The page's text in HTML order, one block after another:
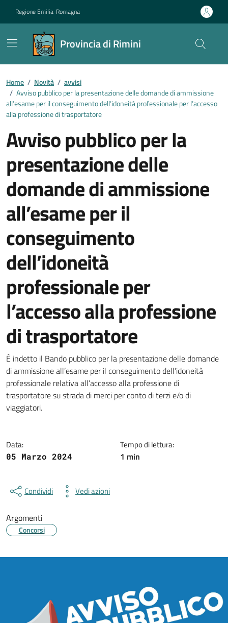
Regione Emilia-Romagna
Provincia di Rimini
Contenuti in evidenza
Home / Novità / avvisi
/ Avviso pubblico per la presentazione delle domande di ammissione
all’esame per il conseguimento dell’idoneità professionale per l’accesso
alla professione di trasportatore
Avviso pubblico per la
presentazione delle
domande di ammissione
all’esame per il
conseguimento
dell’idoneità
professionale per
l’accesso alla professione
di trasportatore
Dettagli della notizia
È indetto il Bando pubblico per la presentazione delle domande
di ammissione all’esame per il conseguimento dell’idoneità
professionale relativa all’accesso alla professione di
trasportatore su strada di merci per conto di terzi e/o di
viaggiatori.
Data:
05 Marzo 2024
Tempo di lettura:
1 min
Condividi Vedi azioni
Argomenti
Concorsi